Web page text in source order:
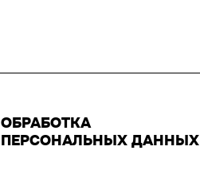
ОБРАБОТКА
ПЕРСОНАЛЬНЫХ ДАННЫХ